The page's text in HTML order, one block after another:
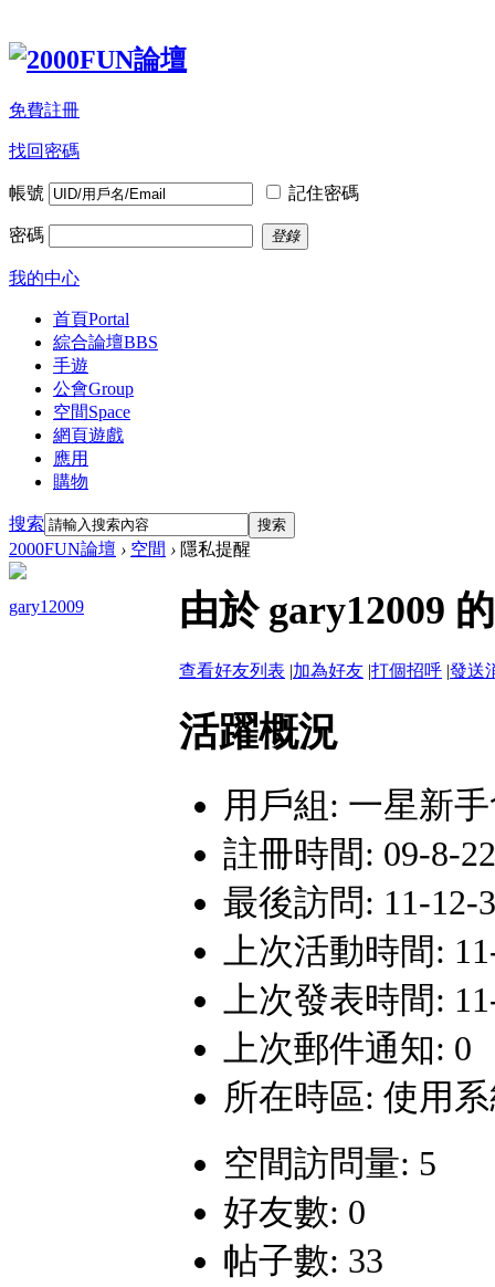
免費註冊
找回密碼
帳號 記住密碼
密碼 登錄
我的中心
首頁Portal
綜合論壇BBS
手遊
公會Group
空間Space
網頁遊戲
應用
購物
搜索 搜索
2000FUN論壇 › 空間 › 隱私提醒
gary12009 由於 gary12009
查看好友列表 |加為好友 |打個招呼 |發送
活躍概況
用戶組: 一星新
註冊時間: 09-8-
最後訪問: 11-12-
上次活動時間:
上次發表時間:
上次郵件通知: 0
所在時區: 使用
空間訪問量: 5
好友數: 0
帖子數: 33